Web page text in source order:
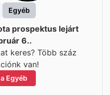
Egyéb
prospektus lejárt
6..
keres? Több száz
van!
Egyéb